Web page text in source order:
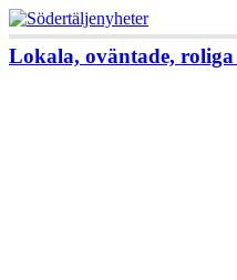
Lokala, oväntade,